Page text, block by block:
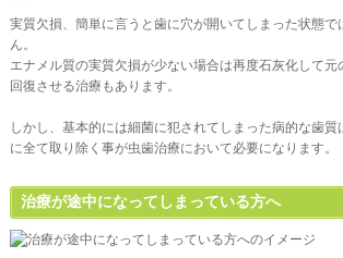
実質欠損、簡単に言うと歯に穴が開いてしまった状態で
ん。
エナメル質の実質欠損が少ない場合は再度石灰化して元
回復させる治療もあります。
しかし、基本的には細菌に犯されてしまった病的な歯質
に全て取り除く事が虫歯治療において必要になります。
治療が途中になってしまっている方へ